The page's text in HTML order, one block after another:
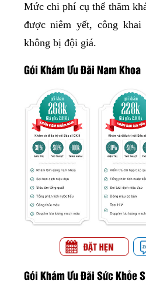
Mức chi phí cụ thể thăm
được niêm yết, công khai
không bị đội giá.
Gói Khám Ưu Đãi Nam Khoa
Gói Khám Ưu Đãi Sức Khỏe